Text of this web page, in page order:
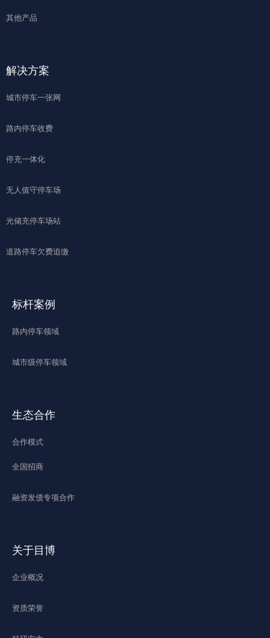
其他产品
解决方案
城市停车一张网
路内停车收费
停充一体化
无人值守停车场
光储充停车场站
道路停车欠费追缴
标杆案例
路内停车领域
城市级停车领域
生态合作
合作模式
全国招商
融资发债专项合作
关于目博
企业概况
资质荣誉